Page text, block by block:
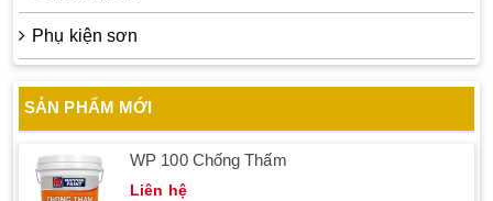
Phụ kiện sơn
SẢN PHẨM MỚI
WP 100 Chống Thấm
Liên hệ